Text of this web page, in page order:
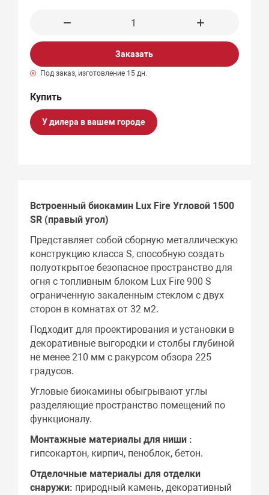
Заказать
Под заказ, изготовление 15 дн.
У дилера в вашем городе
Встроенный биокамин Lux Fire Угловой 1500
SR (правый угол)
Представляет собой сборную металлическую
конструкцию класса S, способную создать
полуоткрытое безопасное пространство для
огня c топливным блоком Lux Fire 900 S
ограниченную закаленным стеклом с двух
сторон в комнатах от 32 м2.
Подходит для проектирования и установки в
декоративные выгородки и столбы глубиной
не менее 210 мм с ракурсом обзора 225
градусов.
Угловые биокамины обыгрывают углы
разделяющие пространство помещений по
функционалу.
Монтажные материалы для ниши :
гипсокартон, кирпич, пеноблок, бетон.
Отделочные материалы для отделки
снаружи: природный камень, декоративный